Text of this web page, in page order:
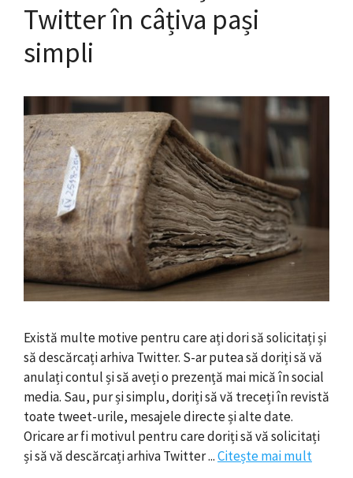
Twitter în câțiva pași
simpli
Există multe motive pentru care ați dori să solicitați și
să descărcați arhiva Twitter. S-ar putea să doriți să vă
anulați contul și să aveți o prezență mai mică în social
media. Sau, pur și simplu, doriți să vă treceți în revistă
toate tweet-urile, mesajele directe și alte date.
Oricare ar fi motivul pentru care doriți să vă solicitați
și să vă descărcați arhiva Twitter ...Citește mai mult